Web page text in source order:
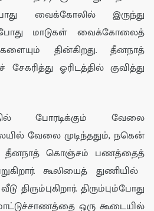
வைக்கோலில் இருந்து
மாடுகள் வைக்கோலைத்
தின்கிறது.தீனநாத்
ச் சேகரித்து ஓரிடத்தில் குவித்து
போரடிக்கும் வேலை
வேலை முடிந்ததும், நகென்
தீனநாத் கொஞ்சம் பணத்தைத்
கூலியைத் துணியில்
திரும்புகிறார். திரும்பும்போது
ட்டுச்சாணத்தை ஒரு கூடையில்